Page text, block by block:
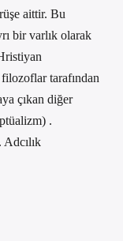
aittir. Bu
bir varlık olarak
tarafından
çıkan diğer
.
Adcılık